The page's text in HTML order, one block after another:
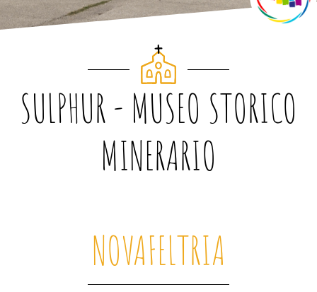
SULPHUR - MUSEO STORICO
MINERARIO
NOVAFELTRIA